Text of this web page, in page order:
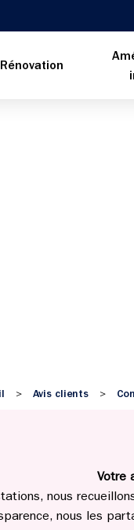
Rénovation
> Avis clients >
Votre
nous
nous les